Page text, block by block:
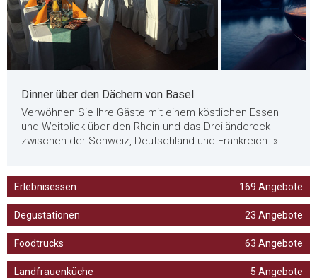
Dinner über den Dächern von Basel
Verwöhnen Sie Ihre Gäste mit einem köstlichen Essen
und Weitblick über den Rhein und das Dreiländereck
zwischen der Schweiz, Deutschland und Frankreich. »
Erlebnisessen 169 Angebote
Degustationen 23 Angebote
Foodtrucks 63 Angebote
Landfrauenküche 5 Angebote